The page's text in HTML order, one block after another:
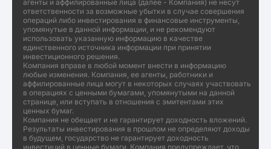
агенты и аффилированные лица (далее - Компания) не несут
ответственности за возможные убытки в случае совершения
операций либо инвестирования в финансовые инструменты,
упомянутые в данной информации, и не рекомендуют
использовать указанную информацию в качестве
единственного источника информации при принятии
инвестиционного решения.
Компания вправе в любой момент внести в информацию
любые изменения. Компания, ее агенты, работники и
аффилированные лица могут в некоторых случаях участвовать
в операциях с ценными бумагами, упомянутыми на данной
странице, или вступать в отношения с эмитентами этих
ценных бумаг.
Компания не обещает и не гарантирует доходность вложений.
Результаты инвестирования в прошлом не определяют доходы
в будущем, государство не гарантирует доходность
инвестиций в ценные бумаги. Компания предупреждает, что